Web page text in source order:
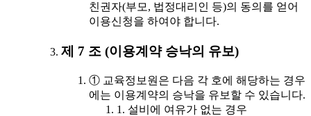
친권자(부모, 법정대리인 등)의 동의를 얻어
이용신청을 하여야 합니다.
제 7 조 (이용계약 승낙의 유보)
① 교육정보원은 다음 각 호에 해당하는 경우
에는 이용계약의 승낙을 유보할 수 있습니다.
1. 설비에 여유가 없는 경우